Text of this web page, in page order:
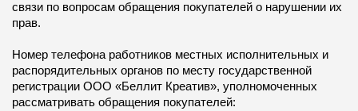
связи по вопросам обращения покупателей о нарушении их
прав.
Номер телефона работников местных исполнительных и
распорядительных органов по месту государственной
регистрации ООО «Беллит Креатив», уполномоченных
рассматривать обращения покупателей: